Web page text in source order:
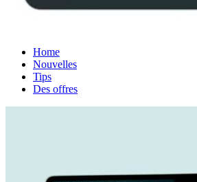
Home
Nouvelles
Tips
Des offres